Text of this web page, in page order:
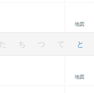
地図
た ち つ て と
地図